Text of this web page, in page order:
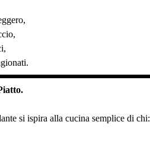
si ispira alla cucina semplice di chi: